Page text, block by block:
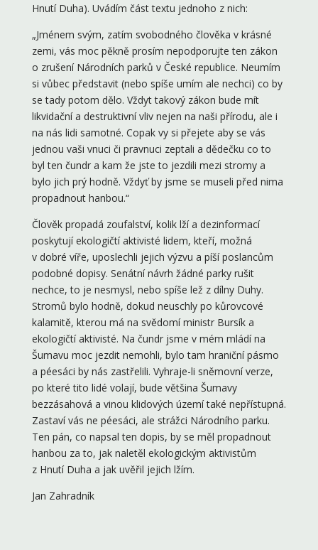
Hnutí Duha). Uvádím část textu jednoho z nich:
„Jménem svým, zatím svobodného člověka v krásné
zemi, vás moc pěkně prosím nepodporujte ten zákon
o zrušení Národních parků v České republice. Neumím
si vůbec představit (nebo spíše umím ale nechci) co by
se tady potom dělo. Vždyt takový zákon bude mít
likvidační a destruktivní vliv nejen na naši přírodu, ale i
na nás lidi samotné. Copak vy si přejete aby se vás
jednou vaši vnuci či pravnuci zeptali a dědečku co to
byl ten čundr a kam že jste to jezdili mezi stromy a
bylo jich prý hodně. Vždyť by jsme se museli před nima
propadnout hanbou.“
Člověk propadá zoufalství, kolik lží a dezinformací
poskytují ekologičtí aktivisté lidem, kteří, možná
v dobré víře, uposlechli jejich výzvu a píší poslancům
podobné dopisy. Senátní návrh žádné parky rušit
nechce, to je nesmysl, nebo spíše lež z dílny Duhy.
Stromů bylo hodně, dokud neuschly po kůrovcové
kalamitě, kterou má na svědomí ministr Bursík a
ekologičtí aktivisté. Na čundr jsme v mém mládí na
Šumavu moc jezdit nemohli, bylo tam hraniční pásmo
a péesáci by nás zastřelili. Vyhraje-li sněmovní verze,
po které tito lidé volají, bude většina Šumavy
bezzásahová a vinou klidových území také nepřístupná.
Zastaví vás ne péesáci, ale strážci Národního parku.
Ten pán, co napsal ten dopis, by se měl propadnout
hanbou za to, jak naletěl ekologickým aktivistům
z Hnutí Duha a jak uvěřil jejich lžím.
Jan Zahradník